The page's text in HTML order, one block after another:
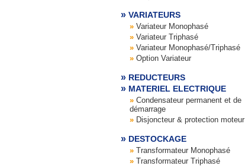
VARIATEURS
Variateur Monophasé
Variateur Triphasé
Variateur Monophasé/Triphasé
Option Variateur
REDUCTEURS
MATERIEL ELECTRIQUE
Condensateur permanent et de
démarrage
Disjoncteur & protection moteur
DESTOCKAGE
Transformateur Monophasé
Transformateur Triphasé